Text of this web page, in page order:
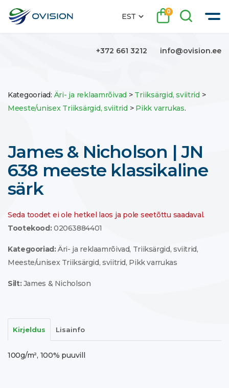
EST
0
+372 661 3212 info@ovision.ee
Kategooriad:Äri- ja reklaamrõivad > Triiksärgid, sviitrid>
Meeste/unisex Triiksärgid, sviitrid> Pikk varrukas.
James & Nicholson | JN
638 meeste klassikaline
särk
Seda toodet ei ole hetkel laos ja pole seetõttu saadaval.
Tootekood: 02063884401
Kategooriad:Äri- ja reklaamrõivad, Triiksärgid, sviitrid,
Meeste/unisex Triiksärgid, sviitrid, Pikk varrukas
Silt:James & Nicholson
Kirjeldus Lisainfo
100g/m², 100% puuvill